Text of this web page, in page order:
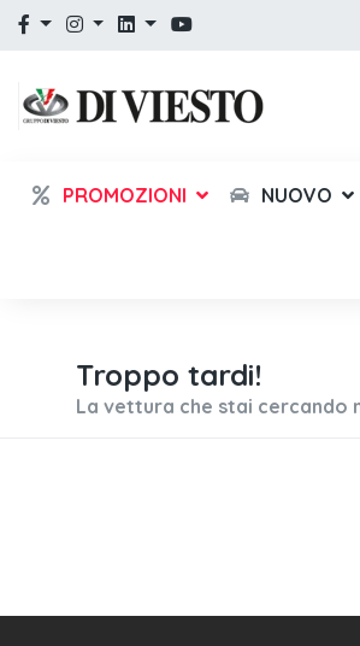
PROMOZIONI NUOVO
Troppo tardi!
La vettura che stai cercando